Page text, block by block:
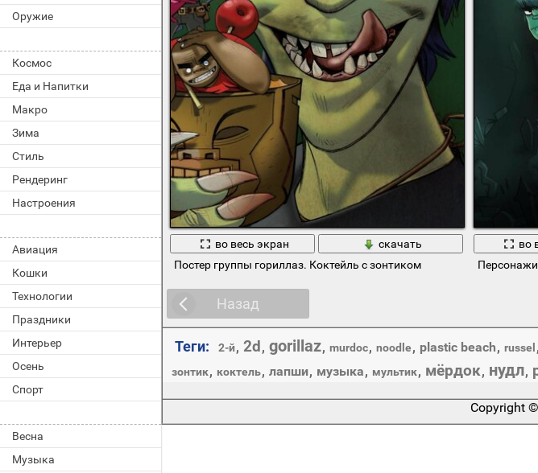
Оружие
Космос
Еда и Напитки
Макро
Зима
Стиль
Рендеринг
Настроения
Авиация
Кошки
Технологии
Праздники
Интерьер
Осень
Спорт
Весна
Музыка
во весь экран
скачать
Постер группы гориллаз. Коктейль с зонтиком
во
Назад
Теги: 2-й, 2d, gorillaz, murdoc, noodle, plastic beach, russel ,
зонтик, коктель, лапши, музыка, мультик, мёрдок, нудл,
Copyright